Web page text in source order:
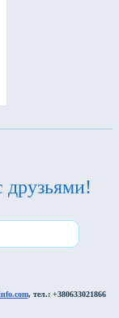
друзьями!
, тел.: +380633021866